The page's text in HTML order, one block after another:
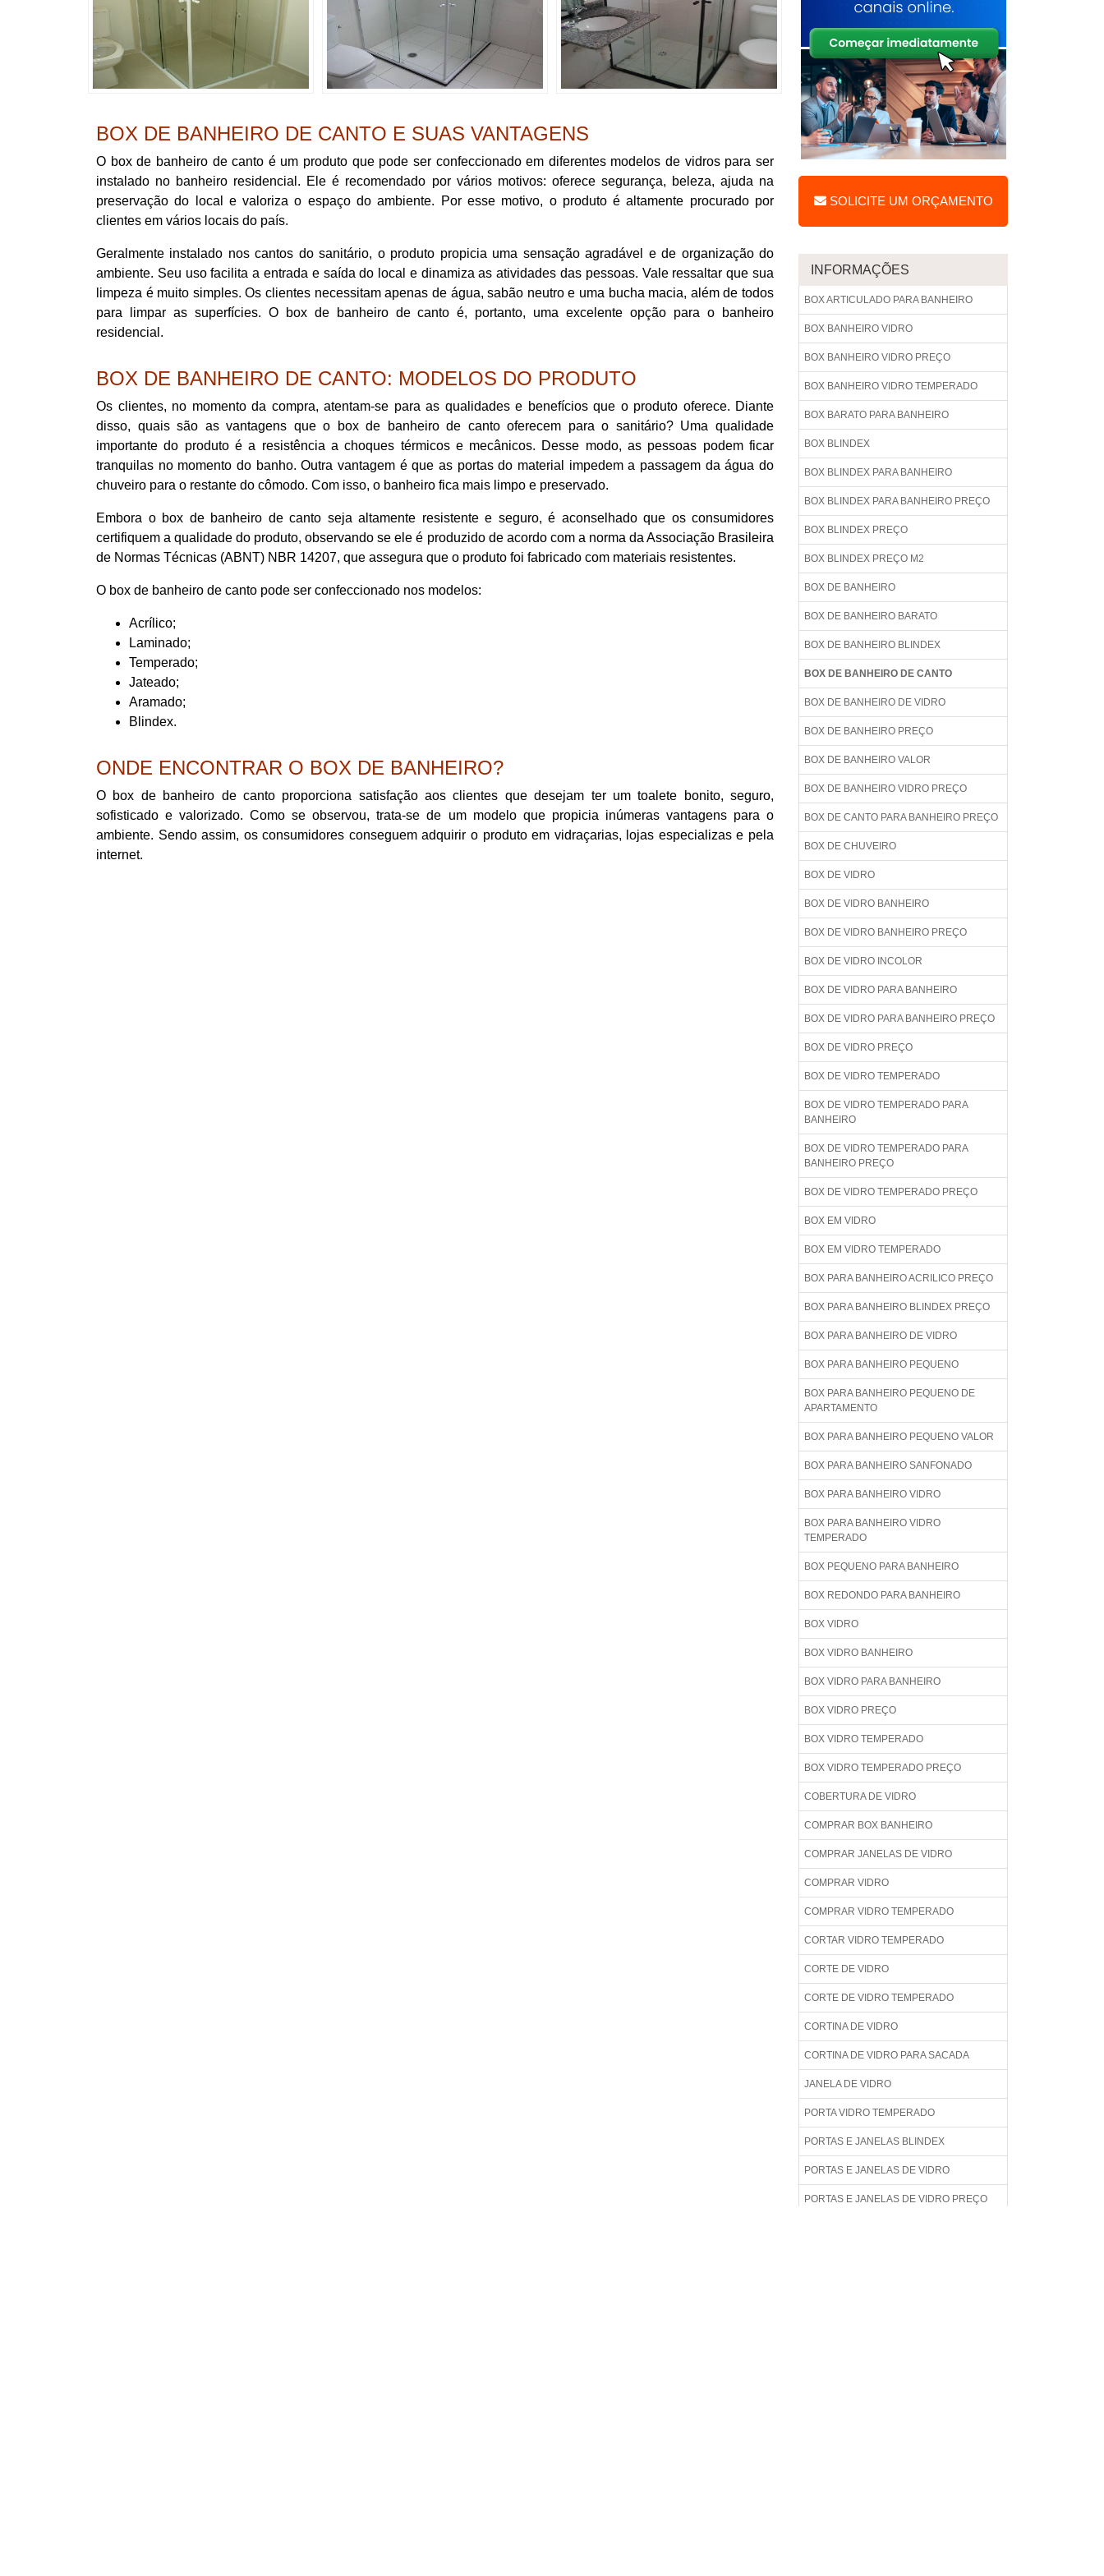
BOX DE BANHEIRO DE CANTO E SUAS VANTAGENS
O box de banheiro de canto é um produto que pode ser confeccionado em diferentes modelos de vidros para ser
instalado no banheiro residencial. Ele é recomendado por vários motivos: oferece segurança, beleza, ajuda na
preservação do local e valoriza o espaço do ambiente. Por esse motivo, o produto é altamente procurado por
clientes em vários locais do país.
Geralmente instalado nos cantos do sanitário, o produto propicia uma sensação agradável e de organização do
ambiente. Seu uso facilita a entrada e saída do local e dinamiza as atividades das pessoas. Vale ressaltar que sua
limpeza é muito simples. Os clientes necessitam apenas de água, sabão neutro e uma bucha macia, além de todos
para limpar as superfícies. O box de banheiro de canto é, portanto, uma excelente opção para o banheiro
residencial.
BOX DE BANHEIRO DE CANTO: MODELOS DO PRODUTO
Os clientes, no momento da compra, atentam-se para as qualidades e benefícios que o produto oferece. Diante
disso, quais são as vantagens que o box de banheiro de canto oferecem para o sanitário? Uma qualidade
importante do produto é a resistência a choques térmicos e mecânicos. Desse modo, as pessoas podem ficar
tranquilas no momento do banho. Outra vantagem é que as portas do material impedem a passagem da água do
chuveiro para o restante do cômodo. Com isso, o banheiro fica mais limpo e preservado.
Embora o box de banheiro de canto seja altamente resistente e seguro, é aconselhado que os consumidores
certifiquem a qualidade do produto, observando se ele é produzido de acordo com a norma da Associação Brasileira
de Normas Técnicas (ABNT) NBR 14207, que assegura que o produto foi fabricado com materiais resistentes.
O box de banheiro de canto pode ser confeccionado nos modelos:
Acrílico;
Laminado;
Temperado;
Jateado;
Aramado;
Blindex.
ONDE ENCONTRAR O BOX DE BANHEIRO?
O box de banheiro de canto proporciona satisfação aos clientes que desejam ter um toalete bonito, seguro,
sofisticado e valorizado. Como se observou, trata-se de um modelo que propicia inúmeras vantagens para o
ambiente. Sendo assim, os consumidores conseguem adquirir o produto em vidraçarias, lojas especializas e pela
internet.
SOLICITE UM ORÇAMENTO
INFORMAÇÕES
BOX ARTICULADO PARA BANHEIRO
BOX BANHEIRO VIDRO
BOX BANHEIRO VIDRO PREÇO
BOX BANHEIRO VIDRO TEMPERADO
BOX BARATO PARA BANHEIRO
BOX BLINDEX
BOX BLINDEX PARA BANHEIRO
BOX BLINDEX PARA BANHEIRO PREÇO
BOX BLINDEX PREÇO
BOX BLINDEX PREÇO M2
BOX DE BANHEIRO
BOX DE BANHEIRO BARATO
BOX DE BANHEIRO BLINDEX
BOX DE BANHEIRO DE CANTO
BOX DE BANHEIRO DE VIDRO
BOX DE BANHEIRO PREÇO
BOX DE BANHEIRO VALOR
BOX DE BANHEIRO VIDRO PREÇO
BOX DE CANTO PARA BANHEIRO PREÇO
BOX DE CHUVEIRO
BOX DE VIDRO
BOX DE VIDRO BANHEIRO
BOX DE VIDRO BANHEIRO PREÇO
BOX DE VIDRO INCOLOR
BOX DE VIDRO PARA BANHEIRO
BOX DE VIDRO PARA BANHEIRO PREÇO
BOX DE VIDRO PREÇO
BOX DE VIDRO TEMPERADO
BOX DE VIDRO TEMPERADO PARA
BANHEIRO
BOX DE VIDRO TEMPERADO PARA
BANHEIRO PREÇO
BOX DE VIDRO TEMPERADO PREÇO
BOX EM VIDRO
BOX EM VIDRO TEMPERADO
BOX PARA BANHEIRO ACRILICO PREÇO
BOX PARA BANHEIRO BLINDEX PREÇO
BOX PARA BANHEIRO DE VIDRO
BOX PARA BANHEIRO PEQUENO
BOX PARA BANHEIRO PEQUENO DE
APARTAMENTO
BOX PARA BANHEIRO PEQUENO VALOR
BOX PARA BANHEIRO SANFONADO
BOX PARA BANHEIRO VIDRO
BOX PARA BANHEIRO VIDRO
TEMPERADO
BOX PEQUENO PARA BANHEIRO
BOX REDONDO PARA BANHEIRO
BOX VIDRO
BOX VIDRO BANHEIRO
BOX VIDRO PARA BANHEIRO
BOX VIDRO PREÇO
BOX VIDRO TEMPERADO
BOX VIDRO TEMPERADO PREÇO
COBERTURA DE VIDRO
COMPRAR BOX BANHEIRO
COMPRAR JANELAS DE VIDRO
COMPRAR VIDRO
COMPRAR VIDRO TEMPERADO
CORTAR VIDRO TEMPERADO
CORTE DE VIDRO
CORTE DE VIDRO TEMPERADO
CORTINA DE VIDRO
CORTINA DE VIDRO PARA SACADA
JANELA DE VIDRO
PORTA VIDRO TEMPERADO
PORTAS E JANELAS BLINDEX
PORTAS E JANELAS DE VIDRO
PORTAS E JANELAS DE VIDRO PREÇO